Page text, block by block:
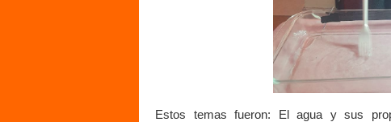
Estos temas fueron: El agua y sus